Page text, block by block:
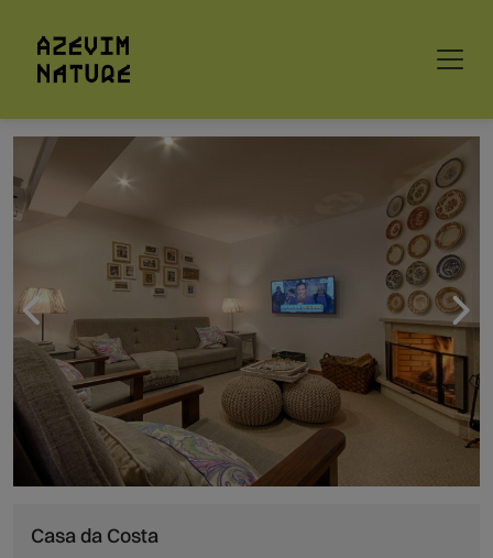
Casa da Costa